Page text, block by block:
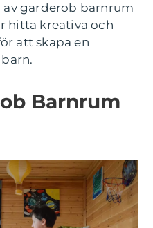
av garderob barnrum
hitta kreativa och
att skapa en
Barnrum